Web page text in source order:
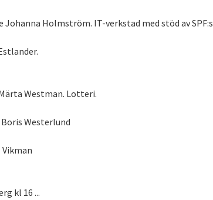
Johanna Holmström. IT-verkstad med stöd av SPF:s
Westman. Lotteri.
Westerlund
Vikman
kl 16 ...